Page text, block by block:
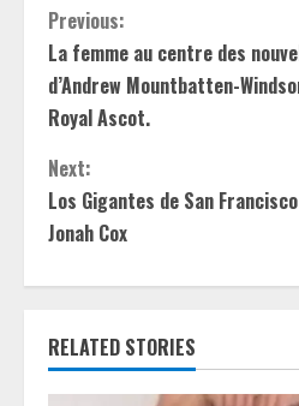
C
o
n
t
i
n
u
e
Previous:
La femme au centre des
d’Andrew Mountbatten-
Royal Ascot.
Next:
Los Gigantes de San
Jonah Cox
RELATED STORIES